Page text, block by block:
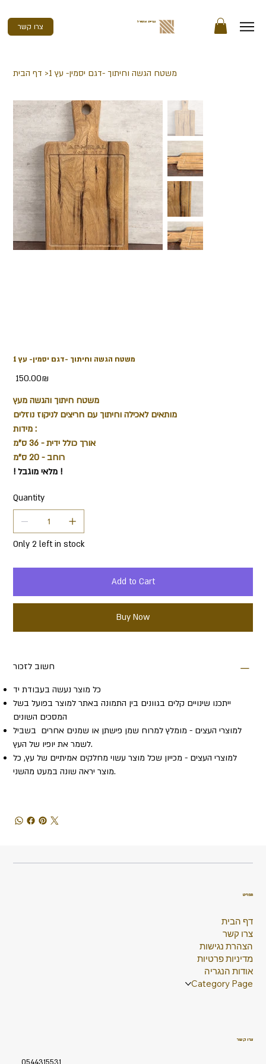
צרו קשר נגריית אדמירל
דף הבית > משטח הגשה וחיתוך -דגם יסמין- עץ 1
משטח הגשה וחיתוך -דגם יסמין- עץ 1
Price
‏150.00 ‏₪
משטח חיתוך והגשה מעץ
מותאים לאכילה וחיתוך עם חריצים לניקוז נוזלים
מידות :
אורך כולל ידית - 36 ס"מ
רוחב - 20 ס"מ
! מלאי מוגבל !
Quantity
Only 2 left in stock
Add to Cart
Buy Now
חשוב לזכור
ייתכנו שינויים קלים בגוונים בין התמונה באתר למוצר בפועל בשל
המסכים השונים
למוצרי העצים - מומלץ למרוח שמן פישתן או שמנים אחרים בשביל
לשמר את יופיו של העץ.
למוצרי העצים - מכייון שכל מוצר עשוי מחלקים אמיתיים של עץ, כל
מוצר יראה שונה במעט מהשני.
צרו קשר
0544315531
תפריט
דף הבית
צרו קשר
הצהרת נגישות
מדיניות פרטיות
אודות הנגריה
Category Page